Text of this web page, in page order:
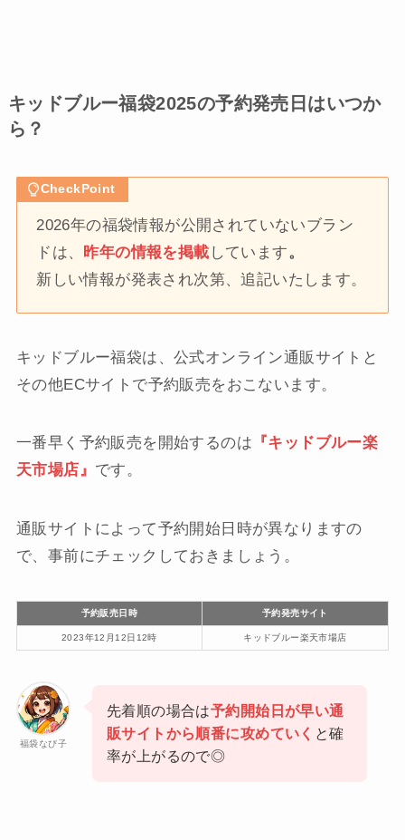
キッドブルー福袋2025の予約発売日はいつか
ら？
CheckPoint
2026年の福袋情報が公開されていないブラン
ドは、 昨年の情報を掲載 しています。
新しい情報が発表され次第、追記いたします。
キッドブルー福袋は、公式オンライン通販サイトと
その他ECサイトで予約販売をおこないます。
一番早く予約販売を開始するのは 『キッドブルー楽
天市場店』 です。
通販サイトによって予約開始日時が異なりますの
で、事前にチェックしておきましょう。
予約販売日時 予約発売サイト
2023年12月12日12時 キッドブルー楽天市場店
福袋なび子
先着順の場合は予約開始日が早い通
販サイトから順番に攻めていく と確
率が上がるので◎